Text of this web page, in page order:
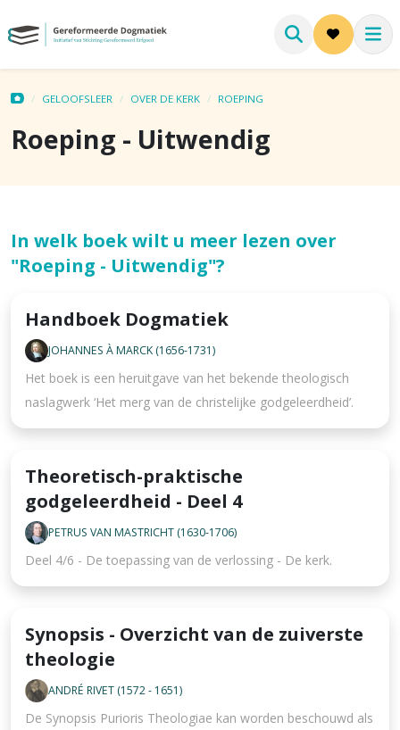
GELOOFSLEER OVER DE KERK ROEPING
Roeping - Uitwendig
In welk boek wilt u meer lezen over
"Roeping - Uitwendig"?
Handboek Dogmatiek
JOHANNES À MARCK (1656-1731)
Het boek is een heruitgave van het bekende theologisch
naslagwerk ‘Het merg van de christelijke godgeleerdheid’.
Theoretisch-praktische
godgeleerdheid - Deel 4
PETRUS VAN MASTRICHT (1630-1706)
Deel 4/6 - De toepassing van de verlossing - De kerk.
Synopsis - Overzicht van de zuiverste
theologie
ANDRÉ RIVET (1572 - 1651)
De Synopsis Purioris Theologiae kan worden beschouwd als